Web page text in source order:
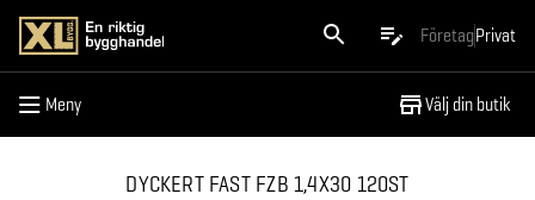
FöretagPrivat
Meny Välj din butik
Meny
DYCKERT FAST FZB 1,4X30 120ST